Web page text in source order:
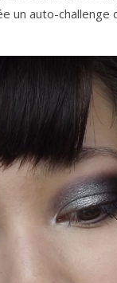
un auto-